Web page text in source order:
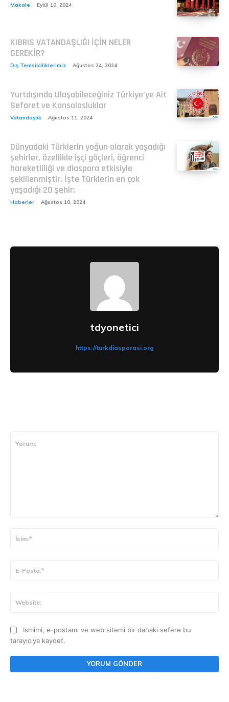
Makale Eylül 10, 2024
KIBRIS VATANDAŞLIĞI İÇİN NELER
GEREKİR?
Dış Temsilciliklerimiz Ağustos 24, 2024
Yurtdışında Ulaşabileceğiniz Türkiye’ye Ait
Sefaret ve Konsolosluklar
Vatandaşlık Ağustos 11, 2024
Dünyadaki Türklerin yoğun olarak yaşadığı
şehirler, özellikle işçi göçleri, öğrenci
hareketliliği ve diaspora etkisiyle
şekillenmiştir. İşte Türklerin en çok
yaşadığı 20 şehir:
Haberler Ağustos 10, 2024
Ismimi, e-postamı ve web sitemi bir dahaki sefere bu
tarayıcıya kaydet.
tdyonetici
https://turkdiasporasi.org